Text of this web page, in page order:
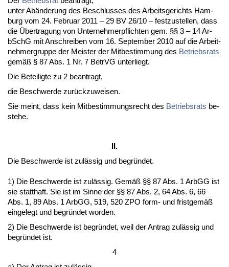
un­ter Abände­rung des Be­schlus­ses des Ar­beits­ge­richts Ham­
burg vom 24. Fe­bru­ar 2011 – 29 BV 26/10 – fest­zu­stel­len, dass
die Über­tra­gung von Un­ter­neh­mer­pflich­ten gem. §§ 3 – 14 Ar­
bSchG mit An­schrei­ben vom 16. Sep­tem­ber 2010 auf die Ar­beit­
neh­mer­grup­pe der Meis­ter der Mit­be­stim­mung des Be­triebs­rats
gemäß § 87 Abs. 1 Nr. 7 Be­trVG un­ter­liegt.
Die Be­tei­lig­te zu 2 be­an­tragt,
die Be­schwer­de zurück­zu­wei­sen.
Sie meint, dass kein Mit­be­stim­mungs­recht des Be­triebs­rats be­
ste­he.
II.
Die Be­schwer­de ist zulässig und be­gründet.
1) Die Be­schwer­de ist zulässig. Gemäß §§ 87 Abs. 1 ArbGG ist
sie statt­haft. Sie ist im Sin­ne der §§ 87 Abs. 2, 64 Abs. 6, 66
Abs. 1, 89 Abs. 1 ArbGG, 519, 520 ZPO form- und frist­gemäß
ein­ge­legt und be­gründet wor­den.
2) Die Be­schwer­de ist be­gründet, weil der An­trag zulässig und
be­gründet ist.
4